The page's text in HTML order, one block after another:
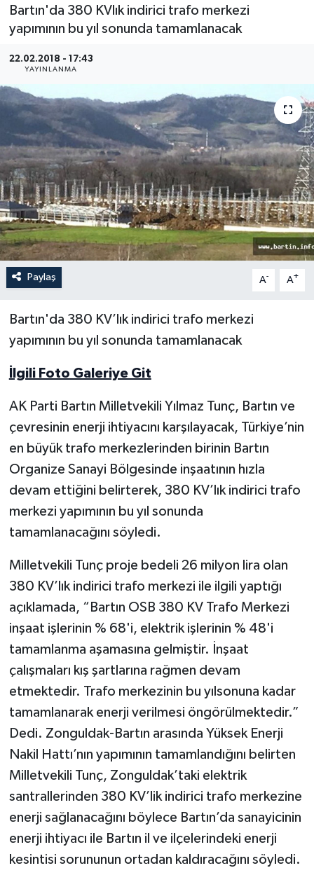
Bartın'da 380 KVlık indirici trafo merkezi
yapımının bu yıl sonunda tamamlanacak
22.02.2018 - 17:43
YAYINLANMA
Paylaş A- A+
Bartın'da 380 KV’lık indirici trafo merkezi
yapımının bu yıl sonunda tamamlanacak
İlgili Foto Galeriye Git
AK Parti Bartın Milletvekili Yılmaz Tunç, Bartın ve
çevresinin enerji ihtiyacını karşılayacak, Türkiye’nin
en büyük trafo merkezlerinden birinin Bartın
Organize Sanayi Bölgesinde inşaatının hızla
devam ettiğini belirterek, 380 KV’lık indirici trafo
merkezi yapımının bu yıl sonunda
tamamlanacağını söyledi.
Milletvekili Tunç proje bedeli 26 milyon lira olan
380 KV’lık indirici trafo merkezi ile ilgili yaptığı
açıklamada, “Bartın OSB 380 KV Trafo Merkezi
inşaat işlerinin % 68'i, elektrik işlerinin % 48'i
tamamlanma aşamasına gelmiştir. İnşaat
çalışmaları kış şartlarına rağmen devam
etmektedir. Trafo merkezinin bu yılsonuna kadar
tamamlanarak enerji verilmesi öngörülmektedir.”
Dedi. Zonguldak-Bartın arasında Yüksek Enerji
Nakil Hattı’nın yapımının tamamlandığını belirten
Milletvekili Tunç, Zonguldak’taki elektrik
santrallerinden 380 KV’lik indirici trafo merkezine
enerji sağlanacağını böylece Bartın’da sanayicinin
enerji ihtiyacı ile Bartın il ve ilçelerindeki enerji
kesintisi sorununun ortadan kaldıracağını söyledi.
Medya
Sağlık
Sinema
Sivil Toplum
Siyaset
Spor
Tarım
Turizm
Yerel Yönetimler
DÜNYA